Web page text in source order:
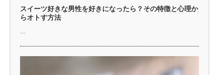
スイーツ好きな男性を好きになったら？その特徴と心理か
らオトす方法